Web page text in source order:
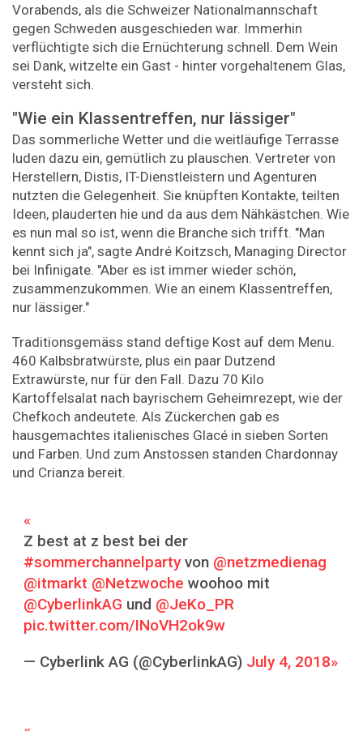
Vorabends, als die Schweizer Nationalmannschaft
gegen Schweden ausgeschieden war. Immerhin
verflüchtigte sich die Ernüchterung schnell. Dem Wein
sei Dank, witzelte ein Gast - hinter vorgehaltenem Glas,
versteht sich.
"Wie ein Klassentreffen, nur lässiger"
Das sommerliche Wetter und die weitläufige Terrasse
luden dazu ein, gemütlich zu plauschen. Vertreter von
Herstellern, Distis, IT-Dienstleistern und Agenturen
nutzten die Gelegenheit. Sie knüpften Kontakte, teilten
Ideen, plauderten hie und da aus dem Nähkästchen. Wie
es nun mal so ist, wenn die Branche sich trifft. "Man
kennt sich ja", sagte André Koitzsch, Managing Director
bei Infinigate. "Aber es ist immer wieder schön,
zusammenzukommen. Wie an einem Klassentreffen,
nur lässiger."
Traditionsgemäss stand deftige Kost auf dem Menu.
460 Kalbsbratwürste, plus ein paar Dutzend
Extrawürste, nur für den Fall. Dazu 70 Kilo
Kartoffelsalat nach bayrischem Geheimrezept, wie der
Chefkoch andeutete. Als Zückerchen gab es
hausgemachtes italienisches Glacé in sieben Sorten
und Farben. Und zum Anstossen standen Chardonnay
und Crianza bereit.
Z best at z best bei der
#sommerchannelparty von @netzmedienag
@itmarkt @Netzwoche woohoo mit
@CyberlinkAG und @JeKo_PR
pic.twitter.com/INoVH2ok9w
— Cyberlink AG (@CyberlinkAG) July 4, 2018